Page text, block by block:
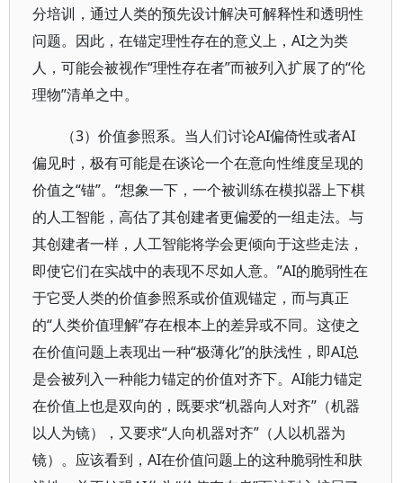
分培训，通过人类的预先设计解决可解释性和透明性
问题。因此，在锚定理性存在的意义上，AI之为类
人，可能会被视作“理性存在者”而被列入扩展了的“伦
理物”清单之中。
（3）价值参照系。当人们讨论AI偏倚性或者AI
偏见时，极有可能是在谈论一个在意向性维度呈现的
价值之“锚”。“想象一下，一个被训练在模拟器上下棋
的人工智能，高估了其创建者更偏爱的一组走法。与
其创建者一样，人工智能将学会更倾向于这些走法，
即使它们在实战中的表现不尽如人意。”AI的脆弱性在
于它受人类的价值参照系或价值观锚定，而与真正
的“人类价值理解”存在根本上的差异或不同。这使之
在价值问题上表现出一种“极薄化”的肤浅性，即AI总
是会被列入一种能力锚定的价值对齐下。AI能力锚定
在价值上也是双向的，既要求“机器向人对齐”（机器
以人为镜），又要求“人向机器对齐”（人以机器为
镜）。应该看到，AI在价值问题上的这种脆弱性和肤